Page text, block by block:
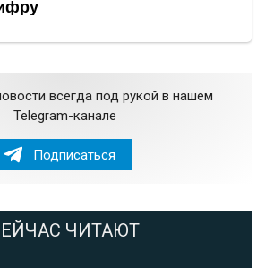
всегда под рукой в нашем
Telegram-канале
Подписаться
ЧИТАЮТ